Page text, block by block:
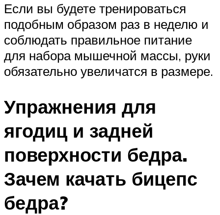
Если вы будете тренироваться
подобным образом раз в неделю и
соблюдать правильное питание
для набора мышечной массы, руки
обязательно увеличатся в размере.
Упражнения для
ягодиц и задней
поверхности бедра.
Зачем качать бицепс
бедра?